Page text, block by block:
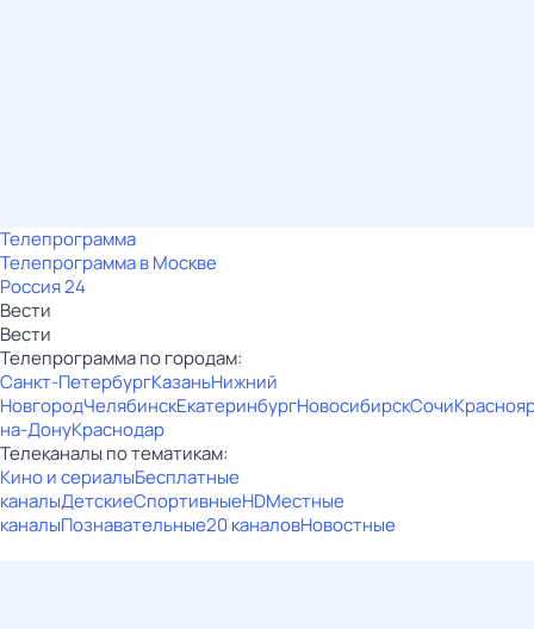
Телепрограмма
Телепрограмма в Москве
Россия 24
Вести
Вести
Телепрограмма по городам:
Санкт-ПетербургКазаньНижний
НовгородЧелябинскЕкатеринбургНовосибирскСочи
на-ДонуКраснодар
Телеканалы по тематикам:
Кино и сериалыБесплатные
каналыДетскиеСпортивныеHDМестные
каналыПознавательные20 каналовНовостные